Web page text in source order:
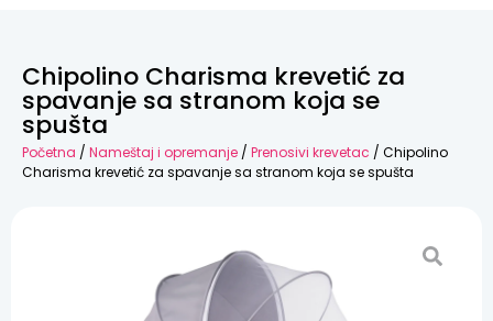
Chipolino Charisma krevetić za
spavanje sa stranom koja se
spušta
Početna / Nameštaj i opremanje / Prenosivi krevetac / Chipolino
Charisma krevetić za spavanje sa stranom koja se spušta